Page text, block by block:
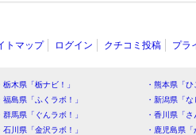
トマップ ログイン クチコミ投稿 プラ
栃木県「栃ナビ！」
・熊本県「
福島県「ふくラボ！」
・新潟県「
群馬県「ぐんラボ！」
・香川県「
石川県「金沢ラボ！」
・鹿児島県